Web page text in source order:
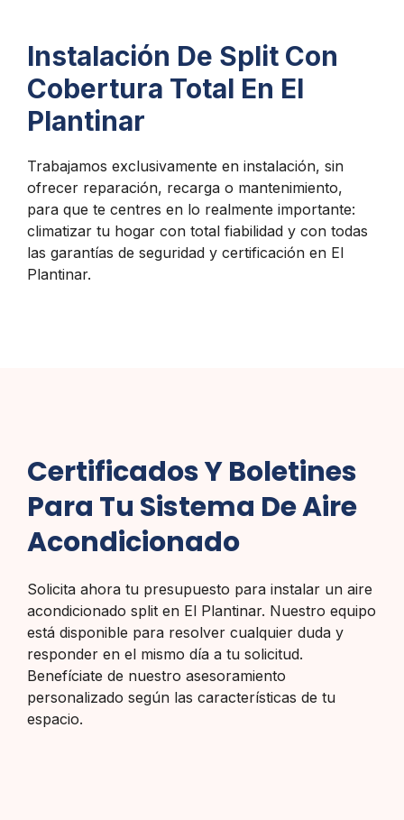
Instalación De Split Con
Cobertura Total En El
Plantinar
Trabajamos exclusivamente en instalación, sin
ofrecer reparación, recarga o mantenimiento,
para que te centres en lo realmente importante:
climatizar tu hogar con total fiabilidad y con todas
las garantías de seguridad y certificación en El
Plantinar.
Certificados Y Boletines
Para Tu Sistema De Aire
Acondicionado
Solicita ahora tu presupuesto para instalar un aire
acondicionado split en El Plantinar. Nuestro equipo
está disponible para resolver cualquier duda y
responder en el mismo día a tu solicitud.
Benefíciate de nuestro asesoramiento
personalizado según las características de tu
espacio.